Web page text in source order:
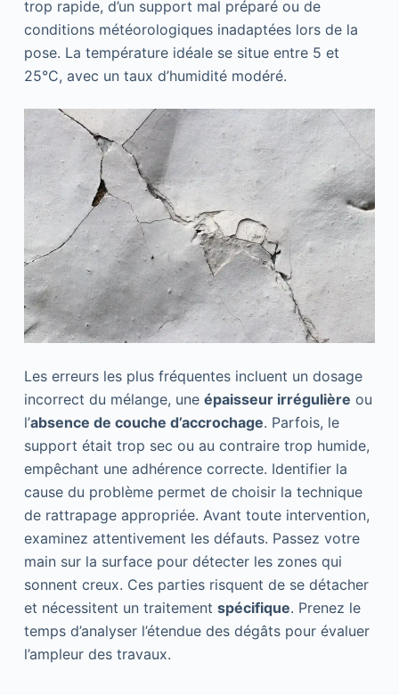
trop rapide, d’un support mal préparé ou de
conditions météorologiques inadaptées lors de la
pose. La température idéale se situe entre 5 et
25°C, avec un taux d’humidité modéré.
Les erreurs les plus fréquentes incluent un dosage
incorrect du mélange, une épaisseur irrégulière ou
l’absence de couche d’accrochage. Parfois, le
support était trop sec ou au contraire trop humide,
empêchant une adhérence correcte. Identifier la
cause du problème permet de choisir la technique
de rattrapage appropriée. Avant toute intervention,
examinez attentivement les défauts. Passez votre
main sur la surface pour détecter les zones qui
sonnent creux. Ces parties risquent de se détacher
et nécessitent un traitement spécifique. Prenez le
temps d’analyser l’étendue des dégâts pour évaluer
l’ampleur des travaux.